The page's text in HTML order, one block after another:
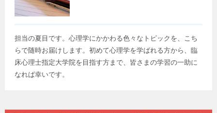
担当の夏目です。心理学にかかわる色々なトピックを、こち
らで随時お届けします。初めて心理学を学ばれる方から、臨
床心理士指定大学院を目指す方まで、皆さまの学習の一助に
なれば幸いです。